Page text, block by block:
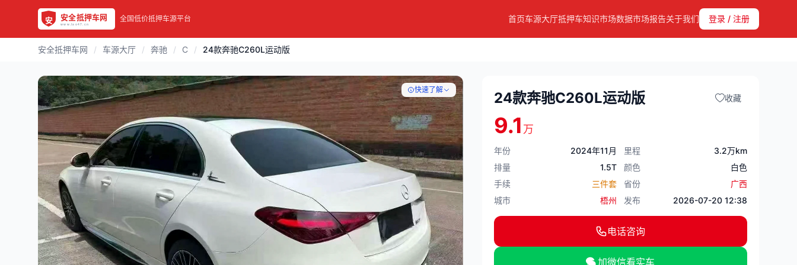
全国低价抵押车源平台 首页车源大厅抵押车知识市场数据市场报告关于我们 登录 / 注册
安全抵押车网 / 车源大厅 / 奔驰 / C / 24款奔驰C260L运动版
快速了解 24款奔驰C260L运动版 收藏
9.1 万
年份 2024年11月 里程
3.2万km
排量
1.5T 颜色
白色
手续
三件套 省份
广西
城市
梧州 发布 2026-07-20 12:38
电话咨询
加微信看实车